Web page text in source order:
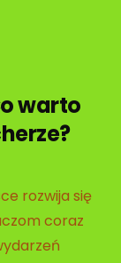
warto
rozwija się
coraz